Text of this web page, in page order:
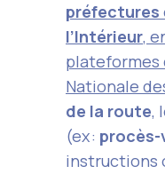
préfectures
l’Intérieur,
plateformes
Nationale
de la route,
(ex : procès-
instructions